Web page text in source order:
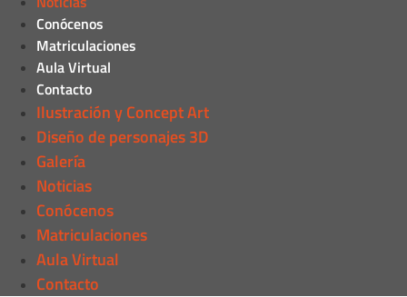
Conócenos
Matriculaciones
Aula Virtual
Contacto
Ilustración y Concept Art
Diseño de personajes 3D
Galería
Noticias
Conócenos
Matriculaciones
Aula Virtual
Contacto